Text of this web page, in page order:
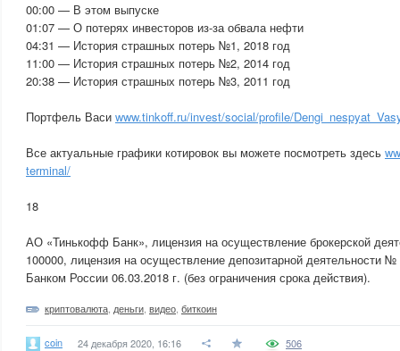
00:00 — В этом выпуске
01:07 — О потерях инвесторов из-за обвала нефти
04:31 — История страшных потерь №1, 2018 год
11:00 — История страшных потерь №2, 2014 год
20:38 — История страшных потерь №3, 2011 год
Портфель Васи www.tinkoff.ru/invest/social/profile/
Все актуальные графики котировок вы можете посмотреть здесь
terminal/
18
АО «Тинькофф Банк», лицензия на осуществление брокерской
100000, лицензия на осуществление депозитарной деятельности
Банком России 06.03.2018 г. (без ограничения срока действия).
криптовалюта деньги видео биткоин
coin 24 декабря 2020, 16:16 506